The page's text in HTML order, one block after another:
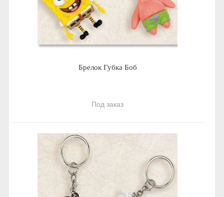
Брелок Губка Боб
Под заказ